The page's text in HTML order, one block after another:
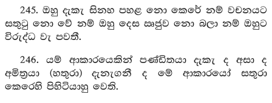
245. ඔහු දැකැ සිනහ පහළ නො කෙරේ නම් වචනයට
සතුටු නො වේ නම් ඔහු දෙස ඍජුව නො බලා නම් ඔහුට
විරුද්ධ වැ පවතී.
246. යම් ආකාරයෙකින් පණ්ඩිතයා දැකැ ද අසා ද
අමිත්‍රයා (හතුරා) දැනැගනී ද මේ ආකාරයෝ සතුරා
කෙරෙහි පිහිටියාහු වෙති.